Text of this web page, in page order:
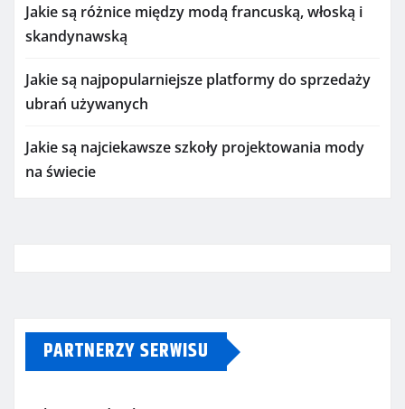
Jakie są różnice między modą francuską, włoską i
skandynawską
Jakie są najpopularniejsze platformy do sprzedaży
ubrań używanych
Jakie są najciekawsze szkoły projektowania mody
na świecie
PARTNERZY SERWISU